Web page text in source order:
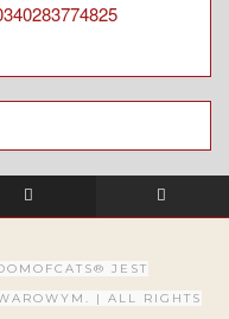
JEST
|
ALL RIGHTS